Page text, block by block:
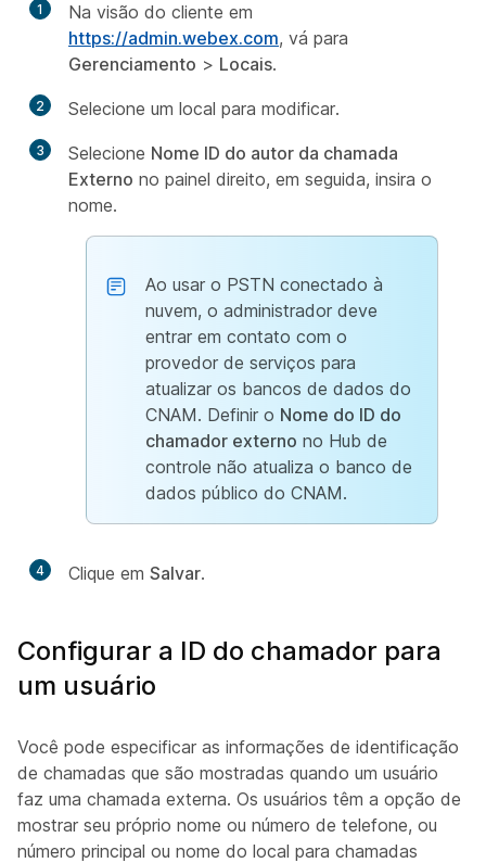
1
Na visão do cliente em
https://admin.webex.com, vá para
Gerenciamento > Locais.
2 Selecione um local para modificar.
3 Selecione Nome ID do autor da chamada
Externo no painel direito, em seguida, insira o
nome.
Ao usar o PSTN conectado à
nuvem, o administrador deve
entrar em contato com o
provedor de serviços para
atualizar os bancos de dados do
CNAM. Definir o Nome do ID do
chamador externo no Hub de
controle não atualiza o banco de
dados público do CNAM.
4 Clique em Salvar.
Configurar a ID do chamador para
um usuário
Você pode especificar as informações de identificação
de chamadas que são mostradas quando um usuário
faz uma chamada externa. Os usuários têm a opção de
mostrar seu próprio nome ou número de telefone, ou
número principal ou nome do local para chamadas